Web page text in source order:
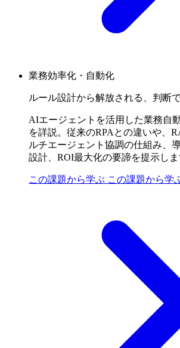
業務効率化・自動化
ルール設計から解放される、判断
AIエージェントを活用した業務自
を詳説。従来のRPAとの違いや、
ルチエージェント協調の仕組み、
設計、ROI最大化の要諦を提示しま
この課題から学ぶ この課題から学